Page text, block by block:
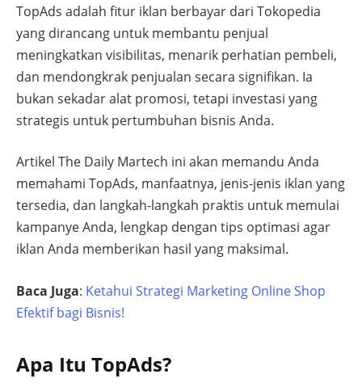
TopAds adalah fitur iklan berbayar dari Tokopedia
yang dirancang untuk membantu penjual
meningkatkan visibilitas, menarik perhatian pembeli,
dan mendongkrak penjualan secara signifikan. Ia
bukan sekadar alat promosi, tetapi investasi yang
strategis untuk pertumbuhan bisnis Anda.
Artikel The Daily Martech ini akan memandu Anda
memahami TopAds, manfaatnya, jenis-jenis iklan yang
tersedia, dan langkah-langkah praktis untuk memulai
kampanye Anda, lengkap dengan tips optimasi agar
iklan Anda memberikan hasil yang maksimal.
Baca Juga: Ketahui Strategi Marketing Online Shop
Efektif bagi Bisnis!
Apa Itu TopAds?